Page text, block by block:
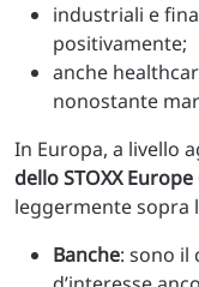
industriali e
positivamente;
anche
nonostante
In Europa, a livello
dello STOXX Europe
leggermente sopra
Banche: sono il